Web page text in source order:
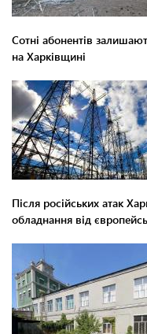
Сотні абонентів
на Харківщині
Після російських атак
обладнання від